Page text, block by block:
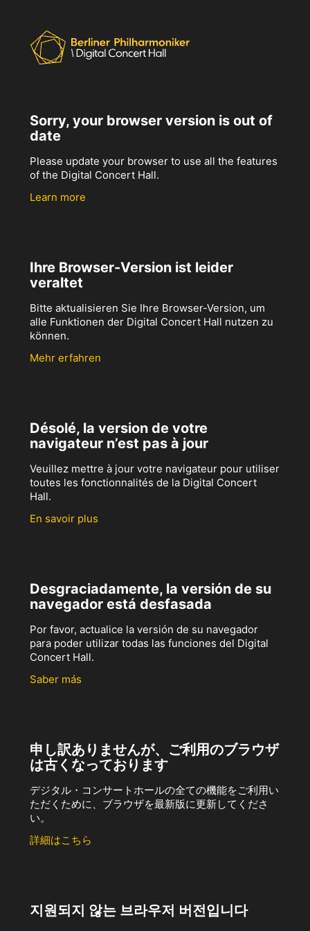
Sorry, your browser version is out of
date
Please update your browser to use all the features
of the Digital Concert Hall.
Learn more
Ihre Browser-Version ist leider
veraltet
Bitte aktualisieren Sie Ihre Browser-Version, um
alle Funktionen der Digital Concert Hall nutzen zu
können.
Mehr erfahren
Désolé, la version de votre
navigateur n’est pas à jour
Veuillez mettre à jour votre navigateur pour utiliser
toutes les fonctionnalités de la Digital Concert
Hall.
En savoir plus
Desgraciadamente, la versión de su
navegador está desfasada
Por favor, actualice la versión de su navegador
para poder utilizar todas las funciones del Digital
Concert Hall.
Saber más
申し訳ありませんが、ご利用のブラウザ
は古くなっております
デジタル・コンサートホールの全ての機能をご利用い
ただくために、ブラウザを最新版に更新してくださ
い。
詳細はこちら
지원되지 않는 브라우저 버전입니다